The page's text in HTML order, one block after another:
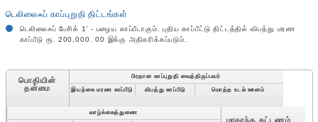
டெலிலைஃப் காப்புறுதி திட்டங்கள்
டெலிலைஃப் பேசிக் 1’ - பழைய காப்பீடாகும். புதிய காப்பீட்டு திட்டத்தில் விபத்து மரண
காப்பீடு ரூ. 200,000. 00 இக்கு அதிகரிக்கப்படும்.
பொதியின்
தன்மை
பிரதான காப்புறுதி வைத்திருப்பவர்
இயற்கை மரண காப்பீடு விபத்து காப்பீடு மொத்த உடல் ஊனம்
வாழ்க்கைத்துணை
மாதாந்த கட்டணம்